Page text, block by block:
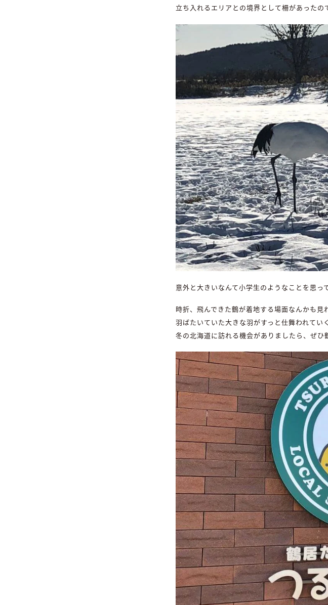
立ち入れるエリアとの境界として柵があったの
意外と大きいなんて小学生のようなことを思っ
時折、飛んできた鶴が着地する場面なんかも見
羽ばたいていた大きな羽がすっと仕舞われてい
冬の北海道に訪れる機会がありましたら、ぜひ